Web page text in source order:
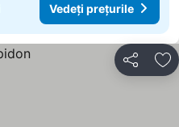
Vedeți prețurile
Distribuiți